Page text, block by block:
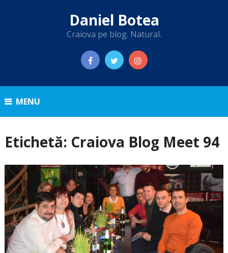
Daniel Botea
Craiova pe blog. Natural.
MENU
Etichetă: Craiova Blog Meet 94